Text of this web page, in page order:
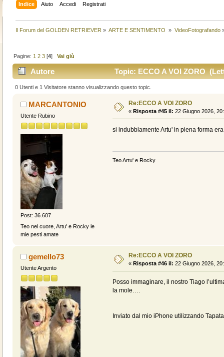
Indice Aiuto Accedi Registrati
Il Forum del GOLDEN RETRIEVER » ARTE E SENTIMENTO » VideoFotografando
Pagine: 1 2 3 [4]Vai giù
Autore Topic: ECCO A VOI ZORO
0 Utenti e 1 Visitatore stanno visualizzando questo topic.
MARCANTONIO
Utente Rubino
Post: 36.607
Teo nel cuore, Artu' e Rocky le
mie pesti amate
Re:ECCO A VOI ZORO
« Risposta #45 il: 22 Giugno 2026,
si indubbiamente Artu' in piena forma
Teo Artu' e Rocky
gemello73
Utente Argento
Re:ECCO A VOI ZORO
« Risposta #46 il: 22 Giugno 2026,
Posso immaginare, il nostro Tiago
la mole….
Inviato dal mio iPhone utilizzando